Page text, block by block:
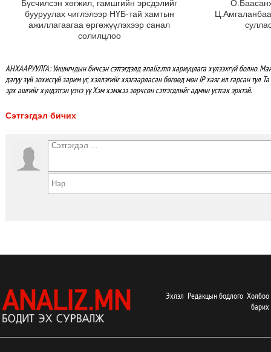
Бүсчилсэн хөгжил, гамшгийн эрсдэлийг
бууруулах чиглэлээр НҮБ-тай хамтын
ажиллагаагаа өргөжүүлэхээр санал
солилцлоо
АНХААРУУЛГА: Уншигчдын бичсэн сэтгэгдэлд analiz.mn хариуцлага хүлээхгүй болно.
дагуу зүй зохисгүй зарим үг, хэллэгийг хязгаарласан бөгөөд мөн IP хаяг ил гарсан тул
эрх ашгийг хүндэтгэн үзнэ үү. Хэм хэмжээ зөрчсөн сэтгэгдлийг админ устгах эрхтэй.
Сэтгэгдэл бичих
Эхлэл Редакцын бодлого Холбоо
барих